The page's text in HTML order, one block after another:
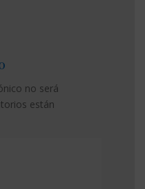
no será
están